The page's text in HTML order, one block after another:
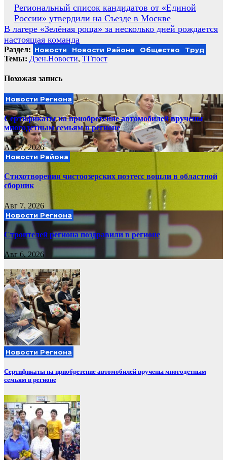
Навигация
по
записям
Региональный список кандидатов от «Единой
России» утвердили на Съезде в Москве
В лагере «Зелёная роща» за несколько дней рождается
настоящая команда
Раздел: Новости Новости Района Общество Труд
Темы: Дзен.Новости, ТГпост
Похожая запись
Новости Региона
Сертификаты на приобретение автомобилей вручены
многодетным семьям в регионе
Авг 7, 2026
Новости Района
Стихотворения чистоозерских поэтесс вошли в областной
сборник
Авг 7, 2026
Новости Региона
Строителей региона поздравили в регионе
Авг 6, 2026
Новости Региона
Сертификаты на приобретение автомобилей вручены многодетным
семьям в регионе